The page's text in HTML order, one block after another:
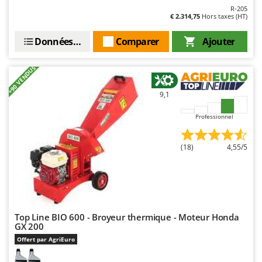
Ripartrak
River Systems
Rover Pompe
Royal Food
Ryobi
S.T.P.
Santos
Sbaraglia
Schnitzer
R-205
€ 2.314,75 Hors taxes (HT)
Ajouter
Comparer
Données techniques
+90 VENDUS 9,1
Professionnel
(18) 4,55/5
Top Line BIO 600 - Broyeur thermique - Moteur Honda
GX 200
Offert par AgriEuro